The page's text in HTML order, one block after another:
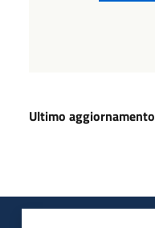
Ultimo aggiornamento